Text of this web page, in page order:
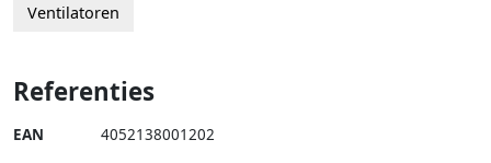
Ventilatoren
Referenties
EAN 4052138001202